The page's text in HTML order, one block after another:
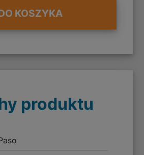
KOSZYKA
produktu